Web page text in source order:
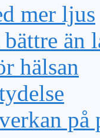
mer ljus
än
hälsan
på